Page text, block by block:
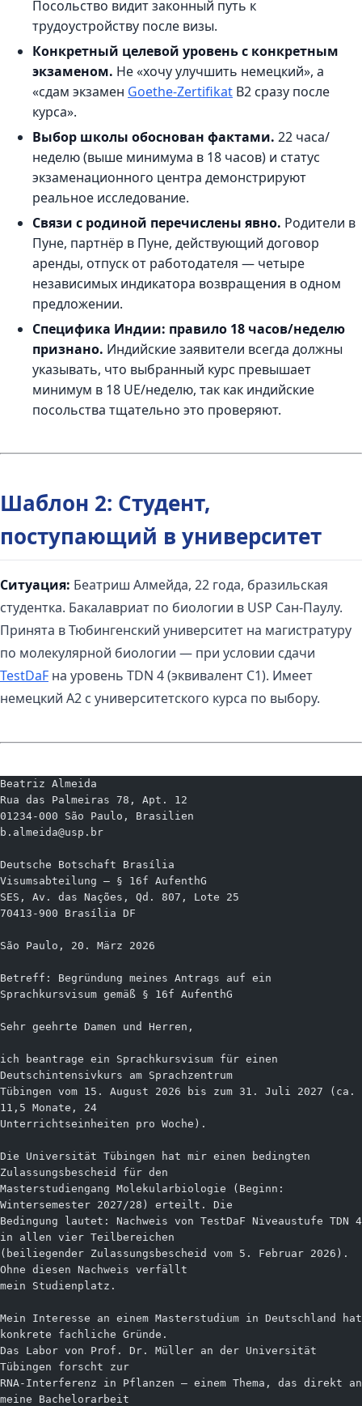
Посольство видит законный путь к
трудоустройству после визы.
Конкретный целевой уровень с конкретным
экзаменом. Не «хочу улучшить немецкий», а
«сдам экзамен Goethe-Zertifikat B2 сразу после
курса».
Выбор школы обоснован фактами. 22 часа/
неделю (выше минимума в 18 часов) и статус
экзаменационного центра демонстрируют
реальное исследование.
Связи с родиной перечислены явно. Родители в
Пуне, партнёр в Пуне, действующий договор
аренды, отпуск от работодателя — четыре
независимых индикатора возвращения в одном
предложении.
Специфика Индии: правило 18 часов/неделю
признано. Индийские заявители всегда должны
указывать, что выбранный курс превышает
минимум в 18 UE/неделю, так как индийские
посольства тщательно это проверяют.
Шаблон 2: Студент,
поступающий в университет
Ситуация: Беатриш Алмейда, 22 года, бразильская
студентка. Бакалавриат по биологии в USP Сан-Паулу.
Принята в Тюбингенский университет на магистратуру
по молекулярной биологии — при условии сдачи
TestDaF на уровень TDN 4 (эквивалент C1). Имеет
немецкий A2 с университетского курса по выбору.
Beatriz Almeida
Rua das Palmeiras 78, Apt. 12
01234-000 São Paulo, Brasilien
b.almeida@usp.br
Deutsche Botschaft Brasília
Visumsabteilung – § 16f AufenthG
SES, Av. das Nações, Qd. 807, Lote 25
70413-900 Brasília DF
São Paulo, 20. März 2026
Betreff: Begründung meines Antrags auf ein
Sprachkursvisum gemäß § 16f AufenthG
Sehr geehrte Damen und Herren,
ich beantrage ein Sprachkursvisum für einen
Deutschintensivkurs am Sprachzentrum
Tübingen vom 15. August 2026 bis zum 31. Juli 2027 (ca.
11,5 Monate, 24
Unterrichtseinheiten pro Woche).
Die Universität Tübingen hat mir einen bedingten
Zulassungsbescheid für den
Masterstudiengang Molekularbiologie (Beginn:
Wintersemester 2027/28) erteilt. Die
Bedingung lautet: Nachweis von TestDaF Niveaustufe TDN 4
in allen vier Teilbereichen
(beiliegender Zulassungsbescheid vom 5. Februar 2026).
Ohne diesen Nachweis verfällt
mein Studienplatz.
Mein Interesse an einem Masterstudium in Deutschland hat
konkrete fachliche Gründe.
Das Labor von Prof. Dr. Müller an der Universität
Tübingen forscht zur
RNA-Interferenz in Pflanzen — einem Thema, das direkt an
meine Bachelorarbeit